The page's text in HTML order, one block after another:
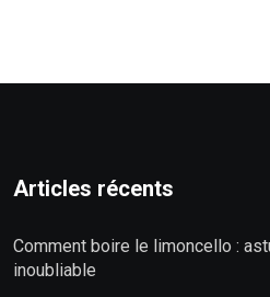
Articles récents
Comment boire le limoncello :
inoubliable